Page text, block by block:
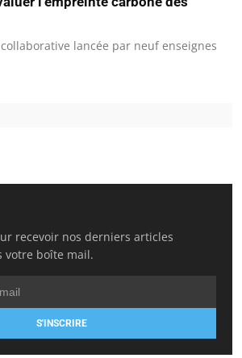
collaborative lancée par neuf enseignes
recevoir nos derniers articles
votre boîte mail.
S'INSCRIRE